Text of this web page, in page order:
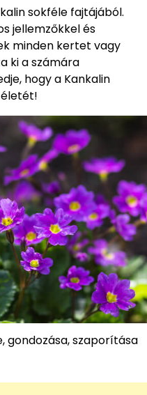
sokféle fajtájából.
jellemzőkkel és
minden kertet vagy
ki a számára
hogy a Kankalin
gondozása, szaporítása